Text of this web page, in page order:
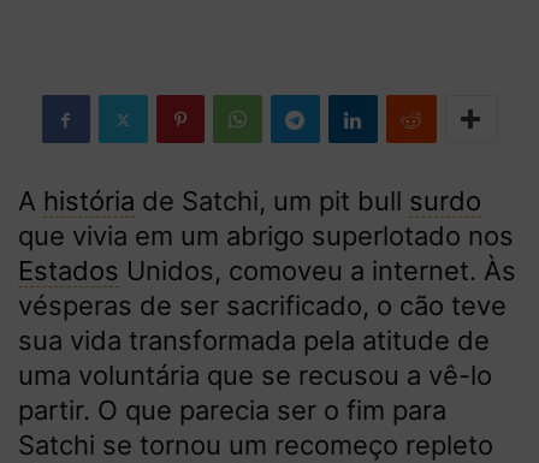
A história de Satchi, um pit bull surdo
que vivia em um abrigo superlotado nos
Estados Unidos, comoveu a internet. Às
vésperas de ser sacrificado, o cão teve
sua vida transformada pela atitude de
uma voluntária que se recusou a vê-lo
partir. O que parecia ser o fim para
Satchi se tornou um recomeço repleto